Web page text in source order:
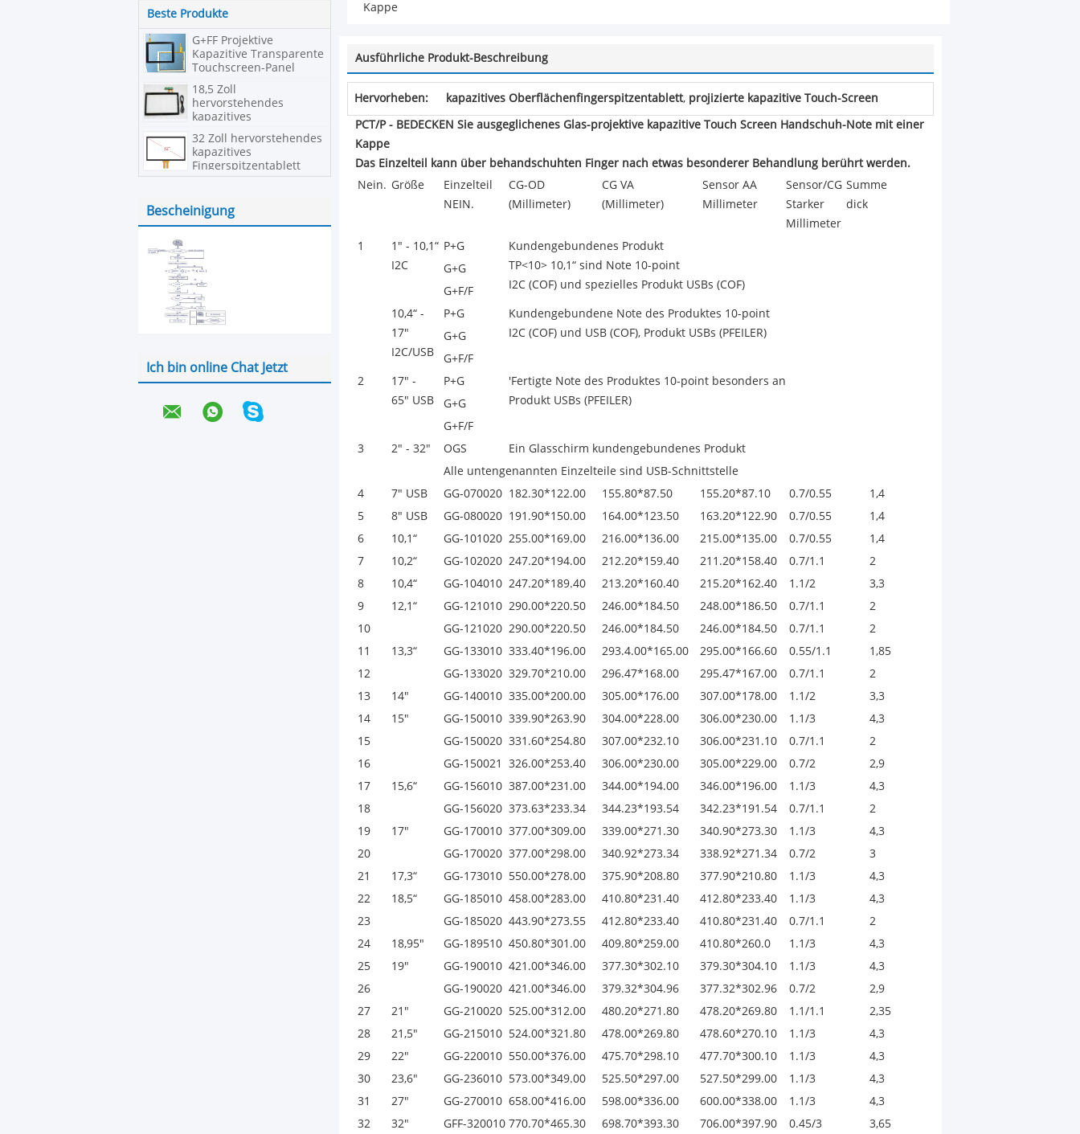
Beste Produkte
G+FF Projektive
Kapazitive Transparente
Touchscreen-Panel
18,5 Zoll
hervorstehendes
kapazitives
Fingerspitzentablett
32 Zoll hervorstehendes
kapazitives
Fingerspitzentablett
Bescheinigung
Ich bin online Chat Jetzt
Kappe
Ausführliche Produkt-Beschreibung
Hervorheben: kapazitives Oberflächenfingerspitzentablett, projizierte kapazitive Touch-Screen
PCT/P - BEDECKEN Sie ausgeglichenes Glas-projektive kapazitive Touch Screen Handschuh-Note mit einer
Kappe
Das Einzelteil kann über behandschuhten Finger nach etwas besonderer Behandlung berührt werden.
Nein. Größe
Einzelteil
NEIN.
CG-OD
(Millimeter)
CG VA
(Millimeter)
Sensor AA
Millimeter
Sensor/CG
Starker
Millimeter
Summe
dick
1
1" - 10,1“
I2C
P+G
Kundengebundenes Produkt
TP<10> 10,1“ sind Note 10-point
I2C (COF) und spezielles Produkt USBs (COF)
G+G
G+F/F
10,4“ -
17"
I2C/USB
P+G
Kundengebundene Note des Produktes 10-point
I2C (COF) und USB (COF), Produkt USBs (PFEILER)
G+G
G+F/F
2
17" -
65" USB
P+G
'Fertigte Note des Produktes 10-point besonders an
Produkt USBs (PFEILER)
G+G
G+F/F
3
2" - 32" OGS
Ein Glasschirm kundengebundenes Produkt
Alle untengenannten Einzelteile sind USB-Schnittstelle
4
7" USB GG-070020 182.30*122.00 155.80*87.50 155.20*87.10 0.7/0.55
1,4
5
8" USB GG-080020 191.90*150.00 164.00*123.50 163.20*122.90 0.7/0.55
1,4
6
10,1“ GG-101020 255.00*169.00 216.00*136.00 215.00*135.00 0.7/0.55
1,4
7
10,2“ GG-102020 247.20*194.00 212.20*159.40 211.20*158.40 0.7/1.1
2
8
10,4“ GG-104010 247.20*189.40 213.20*160.40 215.20*162.40 1.1/2
3,3
9
12,1“ GG-121010 290.00*220.50 246.00*184.50 248.00*186.50 0.7/1.1
2
10
GG-121020 290.00*220.50 246.00*184.50 246.00*184.50 0.7/1.1
2
11
13,3“ GG-133010 333.40*196.00 293.4.00*165.00 295.00*166.60 0.55/1.1
1,85
12
GG-133020 329.70*210.00 296.47*168.00 295.47*167.00 0.7/1.1
2
13
14" GG-140010 335.00*200.00 305.00*176.00 307.00*178.00 1.1/2
3,3
14
15" GG-150010 339.90*263.90 304.00*228.00 306.00*230.00 1.1/3
4,3
15
GG-150020 331.60*254.80 307.00*232.10 306.00*231.10 0.7/1.1
2
16
GG-150021 326.00*253.40 306.00*230.00 305.00*229.00 0.7/2
2,9
17
15,6“ GG-156010 387.00*231.00 344.00*194.00 346.00*196.00 1.1/3
4,3
18
GG-156020 373.63*233.34 344.23*193.54 342.23*191.54 0.7/1.1
2
19
17" GG-170010 377.00*309.00 339.00*271.30 340.90*273.30 1.1/3
4,3
20
GG-170020 377.00*298.00 340.92*273.34 338.92*271.34 0.7/2
3
21
17,3“ GG-173010 550.00*278.00 375.90*208.80 377.90*210.80 1.1/3
4,3
22
18,5“ GG-185010 458.00*283.00 410.80*231.40 412.80*233.40 1.1/3
4,3
23
GG-185020 443.90*273.55 412.80*233.40 410.80*231.40 0.7/1.1
2
24
18,95" GG-189510 450.80*301.00 409.80*259.00 410.80*260.0 1.1/3
4,3
25
19" GG-190010 421.00*346.00 377.30*302.10 379.30*304.10 1.1/3
4,3
26
GG-190020 421.00*346.00 379.32*304.96 377.32*302.96 0.7/2
2,9
27
21" GG-210020 525.00*312.00 480.20*271.80 478.20*269.80 1.1/1.1
2,35
28
21,5" GG-215010 524.00*321.80 478.00*269.80 478.60*270.10 1.1/3
4,3
29
22" GG-220010 550.00*376.00 475.70*298.10 477.70*300.10 1.1/3
4,3
30
23,6" GG-236010 573.00*349.00 525.50*297.00 527.50*299.00 1.1/3
4,3
31
27" GG-270010 658.00*416.00 598.00*336.00 600.00*338.00 1.1/3
4,3
32
32" GFF-320010 770.70*465.30 698.70*393.30 706.00*397.90 0.45/3
3,65